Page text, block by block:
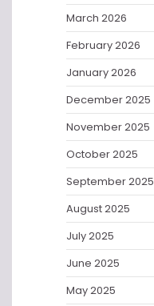
March 2026
February 2026
January 2026
December 2025
November 2025
October 2025
September 2025
August 2025
July 2025
June 2025
May 2025